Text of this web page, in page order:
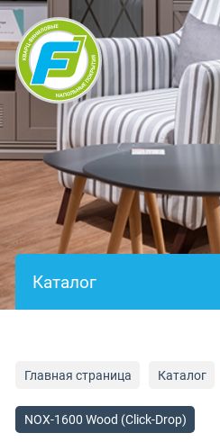
Главная страница Каталог
NOX-1600 Wood (Click-Drop)